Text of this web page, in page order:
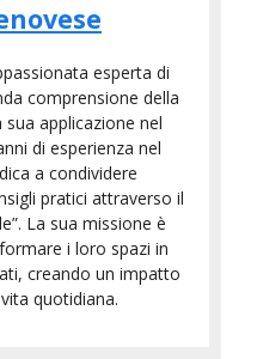
esperta di
comprensione della
applicazione nel
di esperienza nel
a condividere
pratici attraverso il
La sua missione è
i loro spazi in
creando un impatto
quotidiana.